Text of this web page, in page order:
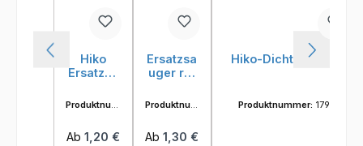
Hiko
Ersatzsa
Kreuzsch
Produktnum
Regulärer Preis:
Ab 1,20 €
Ersatzsa
uger rot
Kreuzsch
Produktnum
Regulärer Preis:
Ab1,30 €
Hiko-Dichtung hart
Produktnummer: 1796